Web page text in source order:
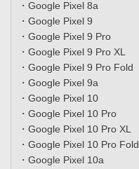
・Google Pixel 8a
・Google Pixel 9
・Google Pixel 9 Pro
・Google Pixel 9 Pro XL
・Google Pixel 9 Pro Fold
・Google Pixel 9a
・Google Pixel 10
・Google Pixel 10 Pro
・Google Pixel 10 Pro XL
・Google Pixel 10 Pro Fold
・Google Pixel 10a